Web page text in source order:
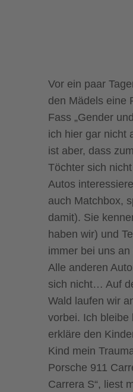
Vor ein paar
den Mädels eine
Fass „Gender
ich hier gar nicht
ist aber, dass
Töchter sich
Autos
auch Matchbox,
damit). Sie
haben wir) und
immer bei uns
Alle anderen
sich nicht… Auf
Wald laufen wir
vorbei. Ich bleibe
erkläre den
Kind mein
Porsche 911
Carrera S“, liest